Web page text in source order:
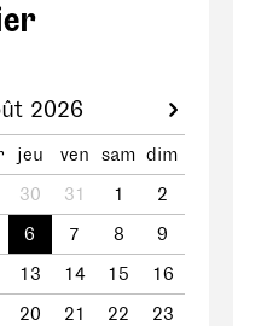
2026
jeu ven sam dim
30 31 1
2
6 7 8
9
13 14 15
16
20 21 22
23